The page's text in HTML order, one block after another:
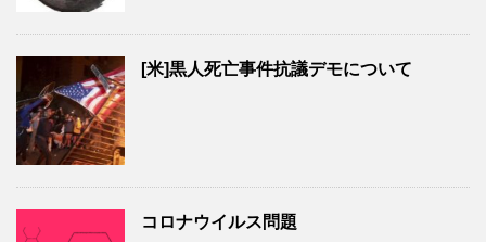
[米]黒人死亡事件抗議デモについて
コロナウイルス問題